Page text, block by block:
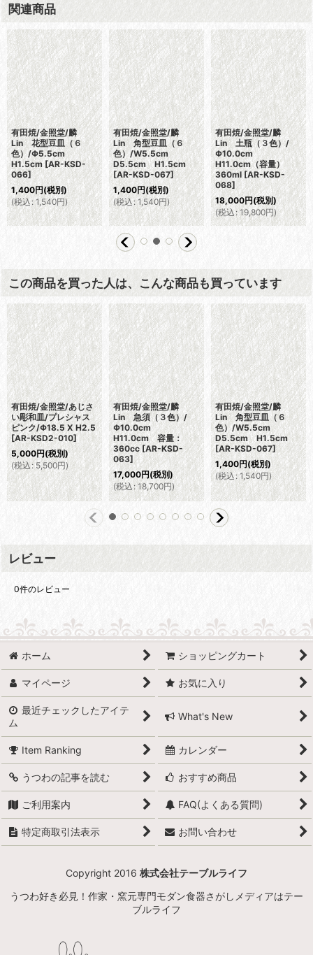
関連商品
有田焼/金照堂/麟
Lin 花型豆皿（６
色）/Φ5.5cm
H1.5cm [AR-KSD-
066]
1,400円(税別)
(税込: 1,540円)
有田焼/金照堂/麟
Lin 角型豆皿（６
色）/W5.5cm
D5.5cm H1.5cm
[AR-KSD-067]
1,400円(税別)
(税込: 1,540円)
有田焼/金照堂/麟
Lin 土瓶（３色）/
Φ10.0cm
H11.0cm（容量）
360ml [AR-KSD-
068]
18,000円(税別)
(税込: 19,800円)
この商品を買った人は、こんな商品も買っています
有田焼/金照堂/あじさ
い彫和皿/プレシャス
ピンク/Φ18.5 X H2.5
[AR-KSD2-010]
5,000円(税別)
(税込: 5,500円)
有田焼/金照堂/麟
Lin 急須（３色）/
Φ10.0cm
H11.0cm 容量：
360cc [AR-KSD-
063]
17,000円(税別)
(税込: 18,700円)
有田焼/金照堂/麟
Lin 角型豆皿（６
色）/W5.5cm
D5.5cm H1.5cm
[AR-KSD-067]
1,400円(税別)
(税込: 1,540円)
レビュー
0件のレビュー
ホーム ショッピングカート
マイページ お気に入り
最近チェックしたアイテ
ム
What's New
Item Ranking カレンダー
うつわの記事を読む おすすめ商品
ご利用案内 FAQ(よくある質問)
特定商取引法表示 お問い合わせ
Copyright 2016 株式会社テーブルライフ
うつわ好き必見！作家・窯元専門モダン食器さがしメディアはテー
ブルライフ